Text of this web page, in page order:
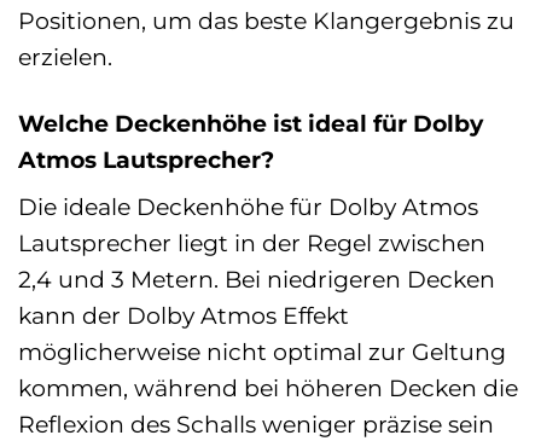
Positionen, um das beste Klangergebnis zu
erzielen.
Welche Deckenhöhe ist ideal für Dolby
Atmos Lautsprecher?
Die ideale Deckenhöhe für Dolby Atmos
Lautsprecher liegt in der Regel zwischen
2,4 und 3 Metern. Bei niedrigeren Decken
kann der Dolby Atmos Effekt
möglicherweise nicht optimal zur Geltung
kommen, während bei höheren Decken die
Reflexion des Schalls weniger präzise sein